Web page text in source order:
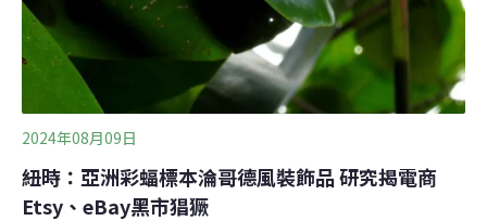
2024年08月09日
紐時：亞洲彩蝠標本淪哥德風裝飾品 研究揭電商
Etsy、eBay黑市猖獗